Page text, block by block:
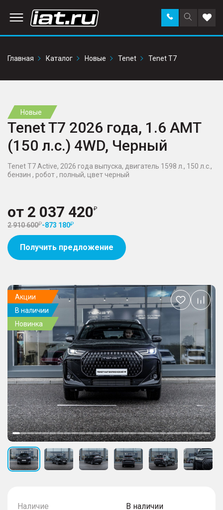
Поиск
по
Заказать
звонок в
Главная
Каталог Новые Tenet Tenet T7
Новые
Tenet T7 2026 года, 1.6 AMT
(150 л.с.) 4WD, Черный
Tenet T7 Active, 2026 года выпуска, двигатель 1598 л., 150 л.с.,
бензин , робот , полный, цвет черный
от 2 037 420
2 910 600 -873 180
Получить предложение
Наличие В наличии
Акции
В наличии
Новинка
Добавить
в
избранное